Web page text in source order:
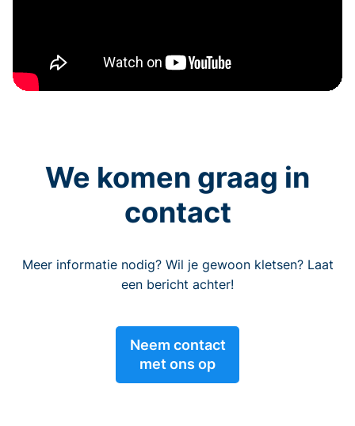
We komen graag in
contact
Meer informatie nodig? Wil je gewoon kletsen? Laat
een bericht achter!
Neem contact
met ons op